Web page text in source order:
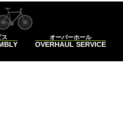
ス オーバーホール
OVERHAUL SERVICE